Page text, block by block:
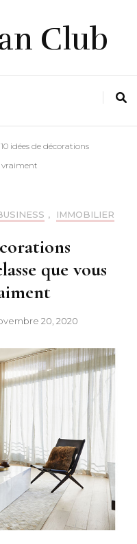
Club
10 idées de décorations
vraiment
, IMMOBILIER
que vous
20, 2020